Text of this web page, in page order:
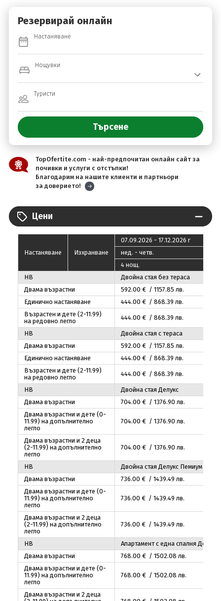
Резервирай онлайн
Настаняване
Нощувки
Туристи
TopOfertite.com - най-предпочитан онлайн сайт за
почивки и услуги с отстъпки!
Благодарим на нашите клиенти и партньори
за доверието!
Цени
Настаняване Изхранване
07.09.2026 - 17.12.2026 г
нед. - четв.
4 нощ.
HB
Двойна стая без тераса
Двама възрастни
592.00 € / 1157.85 лв.
Единично настаняване
444.00 € / 868.39 лв.
Възрастен и дете (2-11.99)
на редовно легло
444.00 € / 868.39 лв.
HB
Двойна стая с тераса
Двама възрастни
592.00 € / 1157.85 лв.
Единично настаняване
444.00 € / 868.39 лв.
Възрастен и дете (2-11.99)
на редовно легло
444.00 € / 868.39 лв.
HB
Двойна стая Делукс
Двама възрастни
704.00 € / 1376.90 лв.
Двама възрастни и дете (0-
11.99) на допълнително
легло
704.00 € / 1376.90 лв.
Двама възрастни и 2 деца
(2-11.99) на допълнително
легло
704.00 € / 1376.90 лв.
HB
Двойна стая Делукс Пемиум
Двама възрастни
736.00 € / 1439.49 лв.
Двама възрастни и дете (0-
11.99) на допълнително
легло
736.00 € / 1439.49 лв.
Двама възрастни и 2 деца
(2-11.99) на допълнително
легло
736.00 € / 1439.49 лв.
HB
Апартамент с една спалня Делукс
Двама възрастни
768.00 € / 1502.08 лв.
Двама възрастни и дете (0-
11.99) на допълнително
легло
768.00 € / 1502.08 лв.
Двама възрастни и 2 деца